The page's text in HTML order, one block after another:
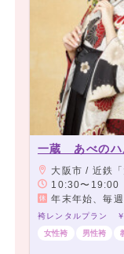
一蔵 あべのハ
大阪市 / 近鉄「大阪阿部野橋
10:30〜19:00
年末年始、毎週
女性袴
男性袴